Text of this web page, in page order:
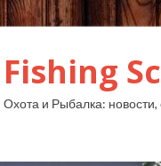
Fishing
Охота и Рыбалка: новости,